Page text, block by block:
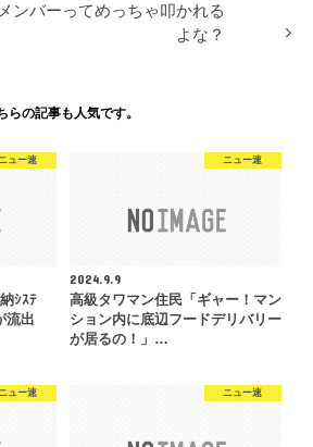
ンバーってめっちゃ叩かれる
よな？
らの記事も人気です。
ュー速
ｼｽﾃ
流出
ニュー速
2024.9.9
高級タワマン住民「ギャー！マン
ション内に底辺フードデリバリー
が居るの！」…
ュー速 ニュー速